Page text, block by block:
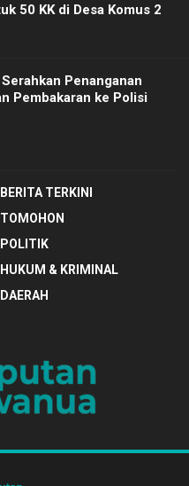
50 KK di Desa Komus 2
Penanganan
Pembakaran ke Polisi
BERITA TERKINI
TOMOHON
POLITIK
HUKUM & KRIMINAL
DAERAH